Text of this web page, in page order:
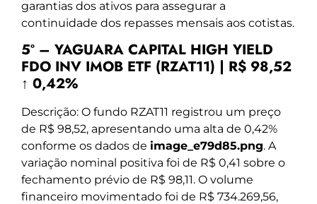
garantias dos ativos para assegurar a
continuidade dos repasses mensais aos cotistas.
5º – YAGUARA CAPITAL HIGH YIELD
FDO INV IMOB ETF (RZAT11) | R$ 98,52
↑ 0,42%
Descrição: O fundo RZAT11 registrou um preço
de R$ 98,52, apresentando uma alta de 0,42%
conforme os dados de image_e79d85.png. A
variação nominal positiva foi de R$ 0,41 sobre o
fechamento prévio de R$ 98,11. O volume
financeiro movimentado foi de R$ 734.269,56,